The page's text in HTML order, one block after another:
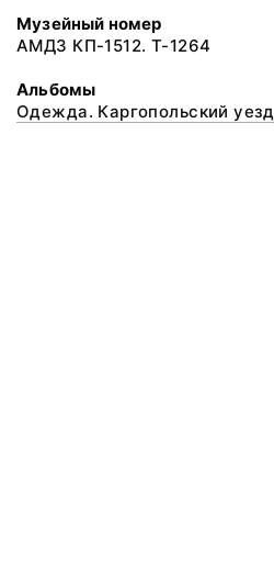
Музейный номер
АМДЗ КП-1512. Т-1264
Альбомы
Одежда. Каргопольский уезд